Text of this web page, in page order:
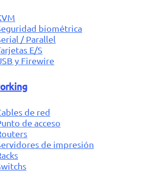
biométrica
/ Parallel
E/S
y Firewire
de red
de acceso
de impresión